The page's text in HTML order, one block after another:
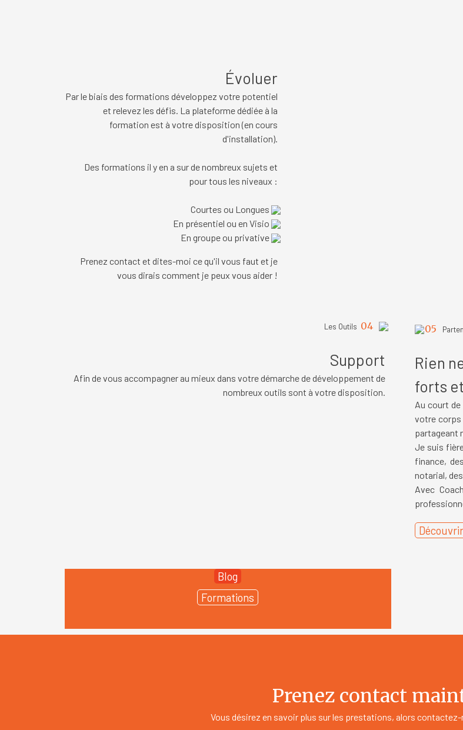
Évoluer
Par le biais des formations développez votre potentiel
et relevez les défis. La plateforme dédiée à la
formation est à votre disposition (en cours
d'installation).
Des formations il y en a sur de nombreux sujets et
pour tous les niveaux :
Courtes ou Longues
En présentiel ou en Visio
En groupe ou privative
Prenez contact et dites-moi ce qu'il vous faut et je
vous dirais comment je peux vous aider !
Les Outils 04
Support
Afin de vous accompagner au mieux dans votre démarche de développement de
nombreux outils sont à votre disposition.
05
Rien
forts
Au court
votre
partageant
Je suis
finance,
notarial,
Avec
Blog
Formations
Prenez contact
Vous désirez en savoir plus sur les prestations, alors